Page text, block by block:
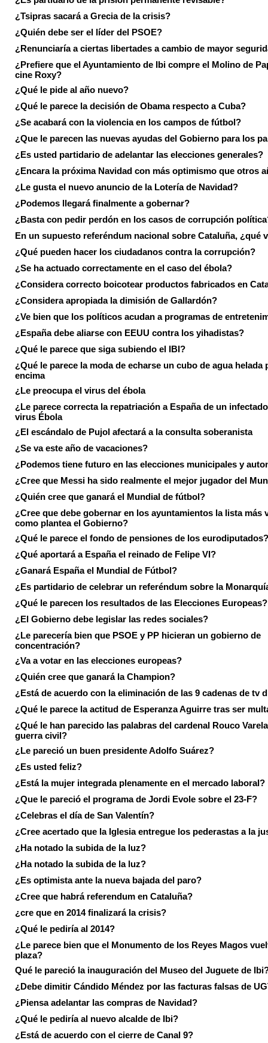
¿Tsipras sacará a Grecia de la crisis?
¿Quién debe ser el líder del PSOE?
¿Renunciaría a ciertas libertades a cambio de mayor
¿Prefiere que el Ayuntamiento de Ibi compre el Molino de
cine Roxy?
¿Qué le pide al año nuevo?
¿Qué le parece la decisión de Obama respecto a Cuba?
¿Se acabará con la violencia en los campos de fútbol?
¿Que le parecen las nuevas ayudas del Gobierno para los
¿Es usted partidario de adelantar las elecciones generales?
¿Encara la próxima Navidad con más optimismo que otros
¿Le gusta el nuevo anuncio de la Lotería de Navidad?
¿Podemos llegará finalmente a gobernar?
¿Basta con pedir perdón en los casos de corrupción
En un supuesto referéndum nacional sobre Cataluña, ¿qué
¿Qué pueden hacer los ciudadanos contra la corrupción?
¿Se ha actuado correctamente en el caso del ébola?
¿Considera correcto boicotear productos fabricados en
¿Considera apropiada la dimisión de Gallardón?
¿Ve bien que los políticos acudan a programas de
¿España debe aliarse con EEUU contra los yihadistas?
¿Qué le parece que siga subiendo el IBI?
¿Qué le parece la moda de echarse un cubo de agua helada
encima
¿Le preocupa el virus del ébola
¿Le parece correcta la repatriación a España de un
virus Ébola
¿El escándalo de Pujol afectará a la consulta soberanista
¿Se va este año de vacaciones?
¿Podemos tiene futuro en las elecciones municipales y
¿Cree que Messi ha sido realmente el mejor jugador del
¿Quién cree que ganará el Mundial de fútbol?
¿Cree que debe gobernar en los ayuntamientos la lista más
como plantea el Gobierno?
¿Qué le parece el fondo de pensiones de los eurodiputados?
¿Qué aportará a España el reinado de Felipe VI?
¿Ganará España el Mundial de Fútbol?
¿Es partidario de celebrar un referéndum sobre la
¿Qué le parecen los resultados de las Elecciones Europeas?
¿El Gobierno debe legislar las redes sociales?
¿Le parecería bien que PSOE y PP hicieran un gobierno de
concentración?
¿Va a votar en las elecciones europeas?
¿Quién cree que ganará la Champion?
¿Está de acuerdo con la eliminación de las 9 cadenas de tv
¿Qué le parece la actitud de Esperanza Aguirre tras ser
¿Qué le han parecido las palabras del cardenal Rouco
guerra civil?
¿Le pareció un buen presidente Adolfo Suárez?
¿Es usted feliz?
¿Está la mujer integrada plenamente en el mercado laboral?
¿Que le pareció el programa de Jordi Evole sobre el 23-F?
¿Celebras el día de San Valentín?
¿Cree acertado que la Iglesia entregue los pederastas a la
¿Ha notado la subida de la luz?
¿Ha notado la subida de la luz?
¿Es optimista ante la nueva bajada del paro?
¿Cree que habrá referendum en Cataluña?
¿cre que en 2014 finalizará la crisis?
¿Qué le pediría al 2014?
¿Le parece bien que el Monumento de los Reyes Magos
plaza?
Qué le pareció la inauguración del Museo del Juguete de
¿Debe dimitir Cándido Méndez por las facturas falsas de
¿Piensa adelantar las compras de Navidad?
¿Qué le pediría al nuevo alcalde de Ibi?
¿Está de acuerdo con el cierre de Canal 9?